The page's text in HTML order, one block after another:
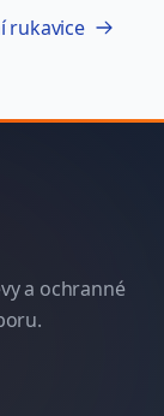
rukavice
a ochranné